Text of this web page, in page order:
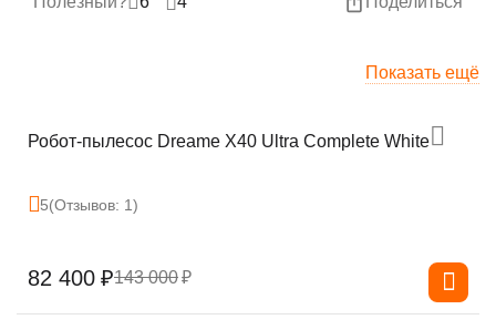
Показать ещё
Робот-пылесос Dreame X40 Ultra Complete White
5(Отзывов: 1)
82 400 ₽143 000₽